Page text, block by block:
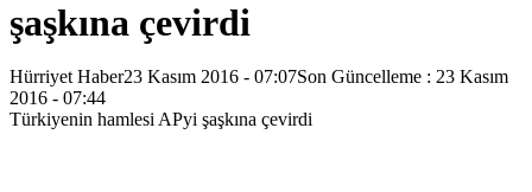
şaşkına çevirdi
Hürriyet Haber23 Kasım 2016 - 07:07Son Güncelleme : 23 Kasım
2016 - 07:44
Türkiyenin hamlesi APyi şaşkına çevirdi